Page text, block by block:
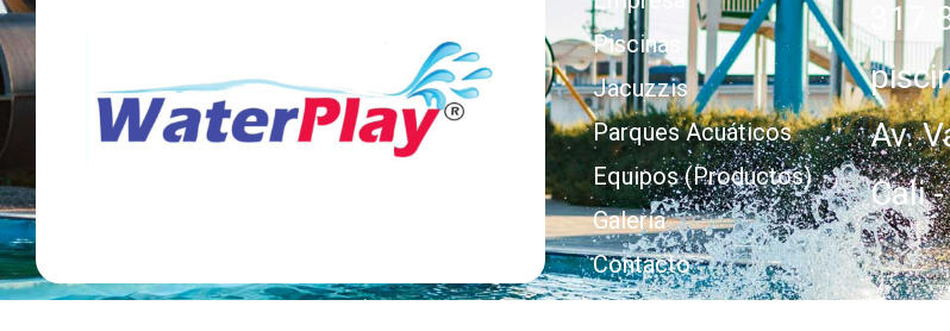
Piscinas
Jacuzzis
Parques Acuáticos
Equipos (Productos)
Galería
Contacto
317
Av.
Cali